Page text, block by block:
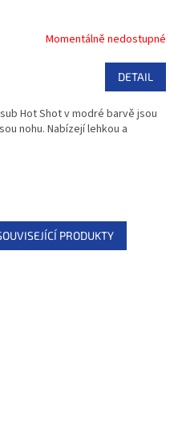
Momentálně nedostupné
DETAIL
Hot Shot v modré barvě jsou
nohu. Nabízejí lehkou a
PRODUKTY